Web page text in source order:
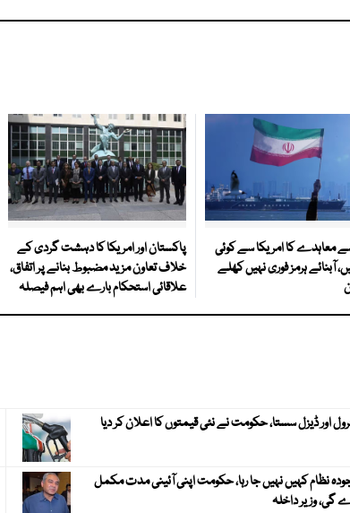
معاہدے کا امریکا سے کوئی
آبنائے ہرمز فوری نہیں کھلے
پاکستان اور امریکا کا دہشت گردی کے
خلاف تعاون مزید مضبوط بنانے پر اتفاق،
علاقائی استحکام بارے بھی اہم فیصلہ
اور ڈیزل سستا، حکومت نے نئی قیمتوں کا اعلان کر دیا
نظام کہیں نہیں جا رہا، حکومت اپنی آئینی مدت مکمل
گی، وزیر داخلہ